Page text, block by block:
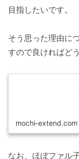
目指したいです。
そう思った理由に
すので良ければどう
mochi-extend.com
なお、ほぼファル